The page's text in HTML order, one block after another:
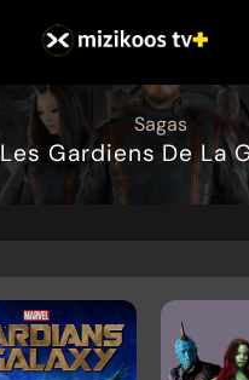
Sagas
Les Gardiens De La